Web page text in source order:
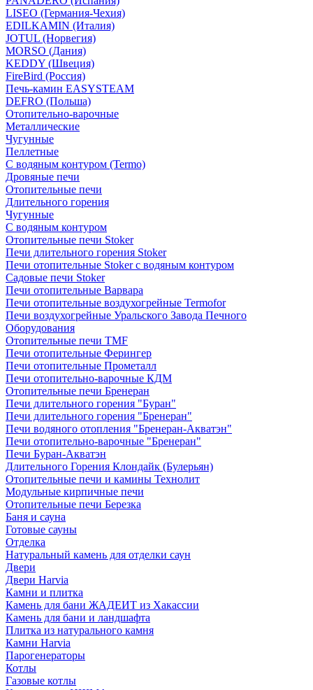
LISEO (Германия-Чехия)
EDILKAMIN (Италия)
JOTUL (Норвегия)
MORSO (Дания)
KEDDY (Швеция)
FireBird (Россия)
Печь-камин EASYSTEAM
DEFRO (Польша)
Отопительно-варочные
Металлические
Чугунные
Пеллетные
С водяным контуром (Termo)
Дровяные печи
Отопительные печи
Длительного горения
Чугунные
C водяным контуром
Отопительные печи Stoker
Печи длительного горения Stoker
Печи отопительные Stoker с водяным контуром
Садовые печи Stoker
Печи отопительные Варвара
Печи отопительные воздухогрейные Termofor
Печи воздухогрейные Уральского Завода Печного
Оборудования
Отопительные печи TMF
Печи отопительные Ферингер
Печи отопительные Прометалл
Печи отопительно-варочные КДМ
Отопительные печи Бренеран
Печи длительного горения "Буран"
Печи длительного горения "Бренеран"
Печи водяного отопления "Бренеран-Акватэн"
Печи отопительно-варочные "Бренеран"
Печи Буран-Акватэн
Длительного Горения Клондайк (Булерьян)
Отопительные печи и камины Технолит
Модульные кирпичные печи
Отопительные печи Березка
Баня и сауна
Готовые сауны
Отделка
Натуральный камень для отделки саун
Двери
Двери Harvia
Камни и плитка
Камень для бани ЖАДЕИТ из Хакассии
Камень для бани и ландшафта
Плитка из натурального камня
Камни Harvia
Парогенераторы
Котлы
Газовые котлы